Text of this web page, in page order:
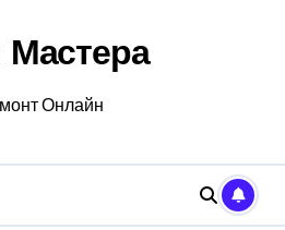
Онлайн